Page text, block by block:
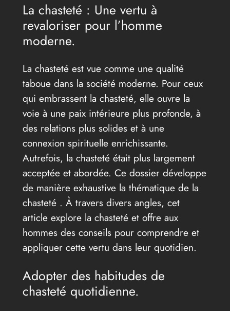
La chasteté : Une vertu à
revaloriser pour l’homme
moderne.
La chasteté est vue comme une qualité
taboue dans la société moderne. Pour ceux
qui embrassent la chasteté, elle ouvre la
voie à une paix intérieure plus profonde, à
des relations plus solides et à une
connexion spirituelle enrichissante.
Autrefois, la chasteté était plus largement
acceptée et abordée. Ce dossier développe
de manière exhaustive la thématique de la
chasteté . À travers divers angles, cet
article explore la chasteté et offre aux
hommes des conseils pour comprendre et
appliquer cette vertu dans leur quotidien.
Adopter des habitudes de
chasteté quotidienne.